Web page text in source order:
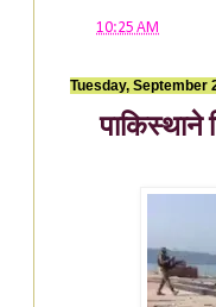
10:25 AM
Tuesday, September
पाकिस्थाने